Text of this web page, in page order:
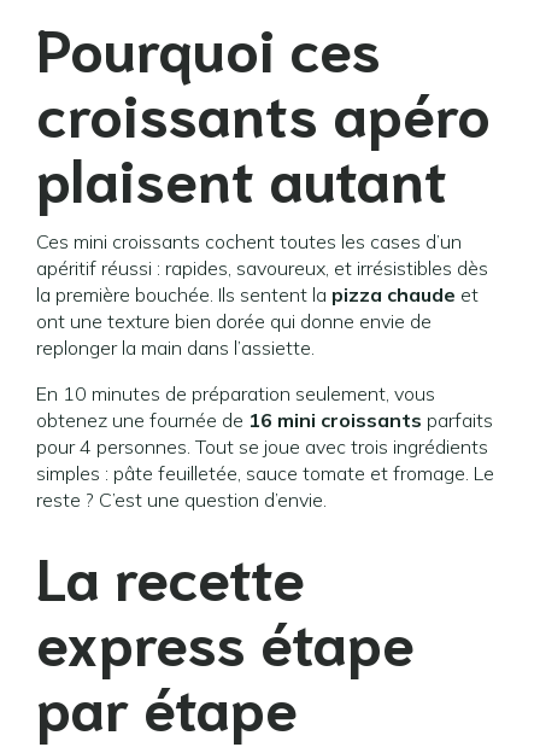
Pourquoi ces
croissants apéro
plaisent autant
Ces mini croissants cochent toutes les cases d’un
apéritif réussi : rapides, savoureux, et irrésistibles dès
la première bouchée. Ils sentent la pizza chaude et
ont une texture bien dorée qui donne envie de
replonger la main dans l’assiette.
En 10 minutes de préparation seulement, vous
obtenez une fournée de 16 mini croissants parfaits
pour 4 personnes. Tout se joue avec trois ingrédients
simples : pâte feuilletée, sauce tomate et fromage. Le
reste ? C’est une question d’envie.
La recette
express étape
par étape